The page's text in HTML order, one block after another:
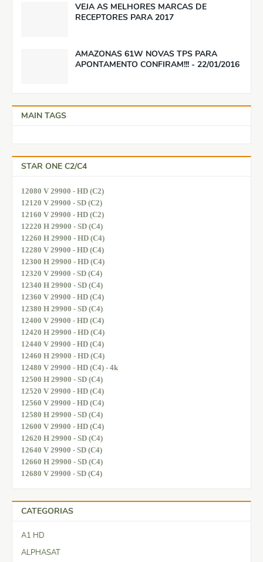
VEJA AS MELHORES MARCAS DE
RECEPTORES PARA 2017
AMAZONAS 61W NOVAS TPS PARA
APONTAMENTO CONFIRAM!!! - 22/01/2016
MAIN TAGS
STAR ONE C2/C4
12080 V 29900 - HD (C2)
12120 V 29900 - SD (C2)
12160 V 29900 - HD (C2)
12220 H 29900 - SD (C4)
12260 H 29900 - HD (C4)
12280 V 29900 - HD (C4)
12300 H 29900 - HD (C4)
12320 V 29900 - SD (C4)
12340 H 29900 - SD (C4)
12360 V 29900 - HD (C4)
12380 H 29900 - SD (C4)
12400 V 29900 - HD (C4)
12420 H 29900 - HD (C4)
12440 V 29900 - HD (C4)
12460 H 29900 - HD (C4)
12480 V 29900 - HD (C4) - 4k
12500 H 29900 - SD (C4)
12520 V 29900 - HD (C4)
12560 V 29900 - HD (C4)
12580 H 29900 - SD (C4)
12600 V 29900 - HD (C4)
12620 H 29900 - SD (C4)
12640 V 29900 - SD (C4)
12660 H 29900 - SD (C4)
12680 V 29900 - SD (C4)
CATEGORIAS
A1 HD
ALPHASAT